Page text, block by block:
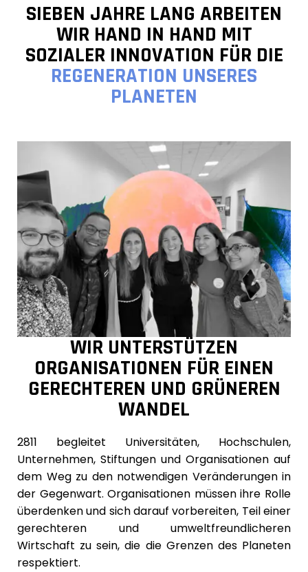
SIEBEN JAHRE LANG ARBEITEN
WIR HAND IN HAND MIT
SOZIALER INNOVATION FÜR DIE
REGENERATION UNSERES
PLANETEN
WIR UNTERSTÜTZEN
ORGANISATIONEN FÜR EINEN
GERECHTEREN UND GRÜNEREN
WANDEL
2811 begleitet Universitäten, Hochschulen,
Unternehmen, Stiftungen und Organisationen auf
dem Weg zu den notwendigen Veränderungen in
der Gegenwart. Organisationen müssen ihre Rolle
überdenken und sich darauf vorbereiten, Teil einer
gerechteren und umweltfreundlicheren
Wirtschaft zu sein, die die Grenzen des Planeten
respektiert.